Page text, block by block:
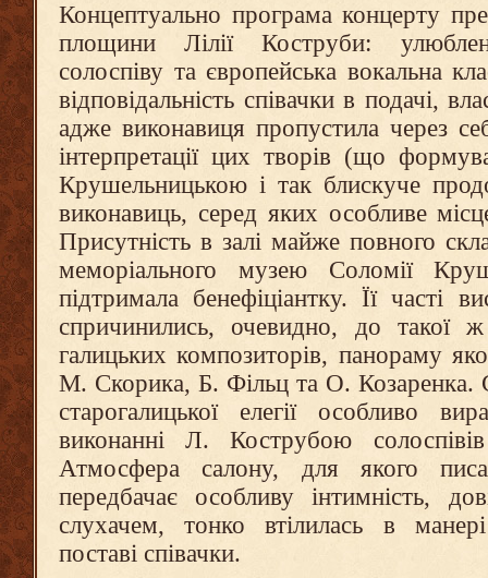
Концептуально програма концерту
площини Лілії Коструби:
солоспіву та європейська вокальна
відповідальність співачки в подачі,
адже виконавиця пропустила через
інтерпретації цих творів (що
Крушельницькою і так блискуче
виконавиць, серед яких особливе
Присутність в залі майже повного
меморіального музею Соломії
підтримала бенефіціантку. Її часті
спричинились, очевидно, до такої ж
галицьких композиторів, панораму
М. Скорика, Б. Фільц та О. Козаренка.
старогалицької елегії особливо
виконанні Л. Кострубою
Атмосфера салону, для якого
передбачає особливу інтимність,
слухачем, тонко втілилась в
поставі співачки.